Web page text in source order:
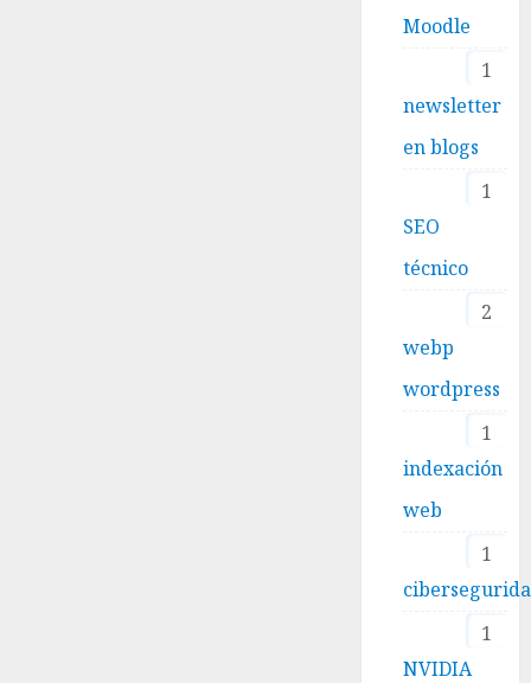
Moodle
1
newsletter
en blogs
1
SEO
técnico
2
webp
wordpress
1
indexación
web
1
1
NVIDIA